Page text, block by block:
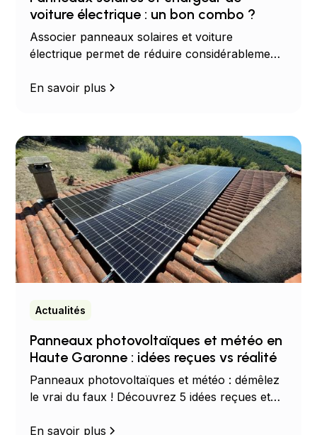
voiture électrique : un bon combo ?
Associer panneaux solaires et voiture
électrique permet de réduire considérablement
avantages, les économies possibles et les
En savoir plus
Actualités
Panneaux photovoltaïques et météo en
Haute Garonne : idées reçues vs réalité
Panneaux photovoltaïques et météo : démêlez
le vrai du faux ! Découvrez 5 idées reçues et
le soleil, la pluie, la neige et la température.
En savoir plus